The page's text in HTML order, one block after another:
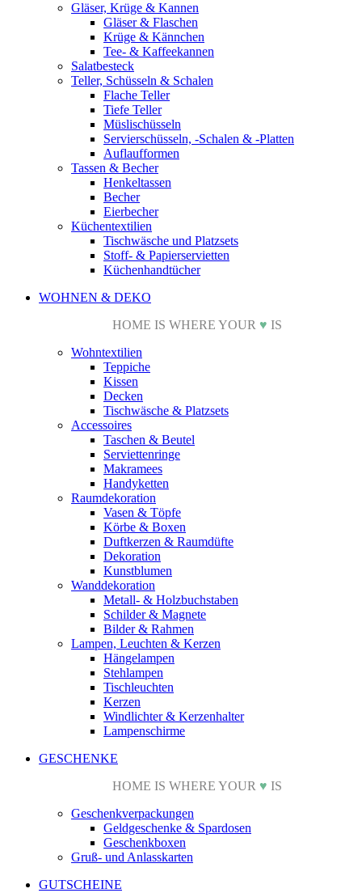
Gläser, Krüge & Kannen
Gläser & Flaschen
Krüge & Kännchen
Tee- & Kaffeekannen
Salatbesteck
Teller, Schüsseln & Schalen
Flache Teller
Tiefe Teller
Müslischüsseln
Servierschüsseln, -Schalen & -Platten
Auflaufformen
Tassen & Becher
Henkeltassen
Becher
Eierbecher
Küchentextilien
Tischwäsche und Platzsets
Stoff- & Papierservietten
Küchenhandtücher
WOHNEN & DEKO
HOME IS WHERE YOUR ♥ IS
Wohntextilien
Teppiche
Kissen
Decken
Tischwäsche & Platzsets
Accessoires
Taschen & Beutel
Serviettenringe
Makramees
Handyketten
Raumdekoration
Vasen & Töpfe
Körbe & Boxen
Duftkerzen & Raumdüfte
Dekoration
Kunstblumen
Wanddekoration
Metall- & Holzbuchstaben
Schilder & Magnete
Bilder & Rahmen
Lampen, Leuchten & Kerzen
Hängelampen
Stehlampen
Tischleuchten
Kerzen
Windlichter & Kerzenhalter
Lampenschirme
GESCHENKE
HOME IS WHERE YOUR ♥ IS
Geschenkverpackungen
Geldgeschenke & Spardosen
Geschenkboxen
Gruß- und Anlasskarten
GUTSCHEINE